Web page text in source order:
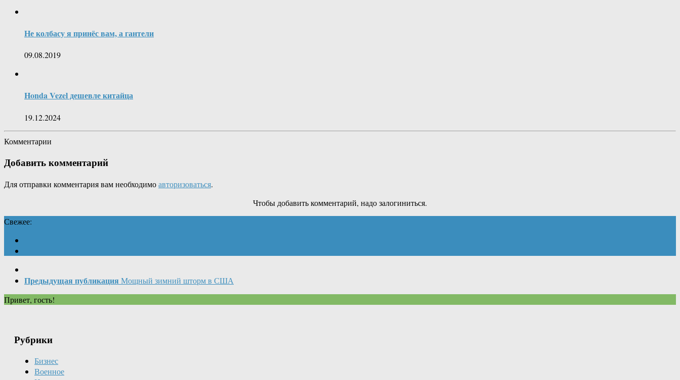
Не колбасу я принёс вам, а гантели
09.08.2019
Honda Vezel дешевле китайца
19.12.2024
Комментарии
Добавить комментарий
Для отправки комментария вам необходимоавторизоваться.
Чтобы добавить комментарий, надо залогиниться.
Свежее:
Предыдущая публикация Мощный зимний шторм в США
Привет, гость!
Рубрики
Бизнес
Военное